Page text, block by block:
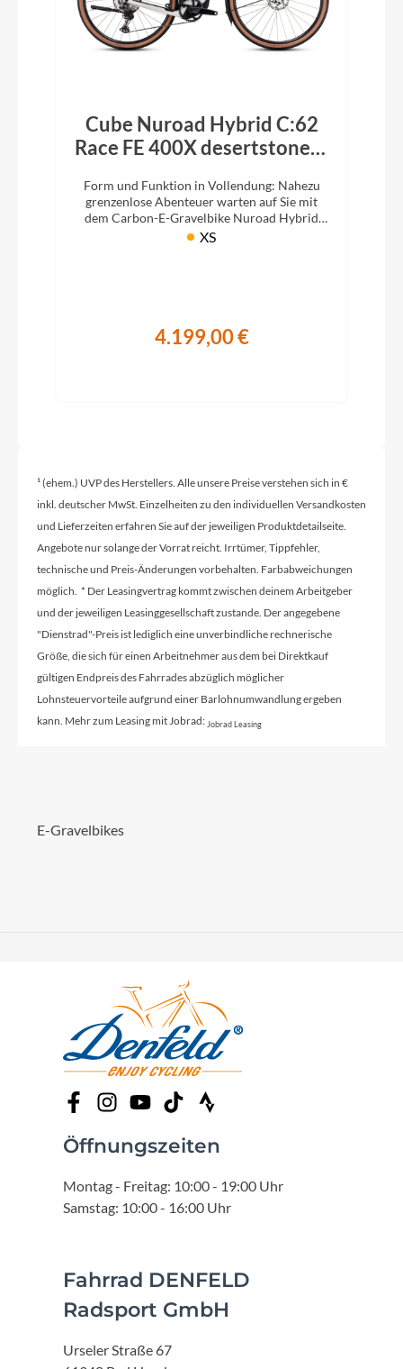
Cube Nuroad Hybrid C:62
Race FE 400X desertstone´n
Form und Funktion in Vollendung: Nahezu
grenzenlose Abenteuer warten auf Sie mit
dem Carbon-E-Gravelbike Nuroad Hybrid
C:62 Race, dank seines 400Wh Akkus und
XS
4.199,00 €
¹ (ehem.) UVP des Herstellers. Alle unsere Preise verstehen sich in €
inkl. deutscher MwSt. Einzelheiten zu den individuellen Versandkosten
und Lieferzeiten erfahren Sie auf der jeweiligen Produktdetailseite.
Angebote nur solange der Vorrat reicht. Irrtümer, Tippfehler,
technische und Preis-Änderungen vorbehalten. Farbabweichungen
möglich. * Der Leasingvertrag kommt zwischen deinem Arbeitgeber
und der jeweiligen Leasinggesellschaft zustande. Der angegebene
"Dienstrad"-Preis ist lediglich eine unverbindliche rechnerische
Größe, die sich für einen Arbeitnehmer aus dem bei Direktkauf
gültigen Endpreis des Fahrrades abzüglich möglicher
Lohnsteuervorteile aufgrund einer Barlohnumwandlung ergeben
kann. Mehr zum Leasing mit Jobrad: Jobrad Leasing
E-Gravelbikes
Öffnungszeiten
Montag - Freitag: 10:00 - 19:00 Uhr
Samstag: 10:00 - 16:00 Uhr
Fahrrad DENFELD
Radsport GmbH
Urseler Straße 67